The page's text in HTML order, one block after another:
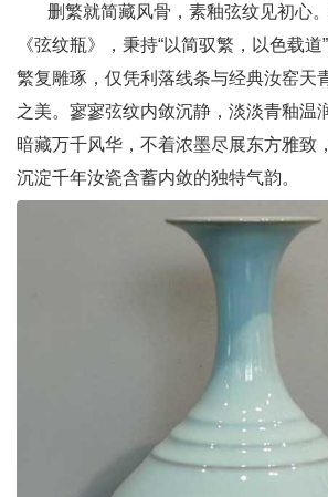
删繁就简藏风骨，素釉弦纹见初心
《弦纹瓶》，秉持“以简驭繁，以色载
繁复雕琢，仅凭利落线条与经典汝窑天
之美。寥寥弦纹内敛沉静，淡淡青釉温
暗藏万千风华，不着浓墨尽展东方雅致
沉淀千年汝瓷含蓄内敛的独特气韵。